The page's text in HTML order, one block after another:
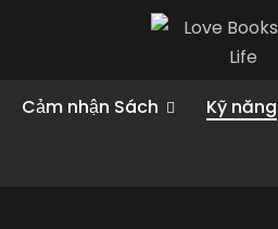
Cảm nhận Sách Kỹ năng
trong thời đại bùng nổ của ngành giải trí?
nổ